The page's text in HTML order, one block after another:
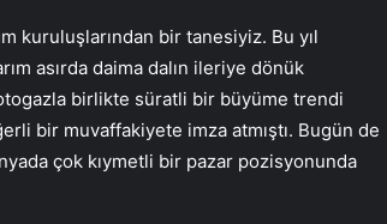
kuruluşlarından bir tanesiyiz. Bu yıl
asırda daima dalın ileriye dönük
birlikte süratli bir büyüme trendi
bir muvaffakiyete imza atmıştı. Bugün de
çok kıymetli bir pazar pozisyonunda